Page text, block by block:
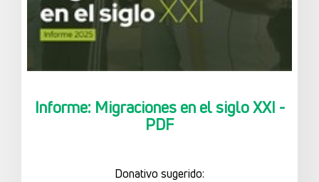
Informe: Migraciones en el siglo XXI -
PDF
Donativo sugerido: